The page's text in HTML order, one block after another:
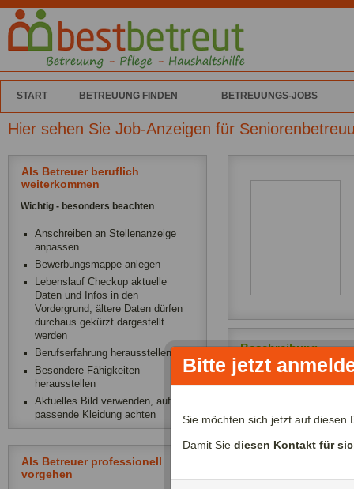
START BETREUUNG FINDEN BETREUUNGS-JOBS
Hier sehen Sie Job-Anzeigen für
Als Betreuer beruflich
weiterkommen
Wichtig - besonders beachten
Anschreiben an Stellenanzeige
anpassen
Bewerbungsmappe anlegen
Lebenslauf Checkup aktuelle
Daten und Infos in den
Vordergrund, ältere Daten dürfen
durchaus gekürzt dargestellt
werden
Berufserfahrung herausstellen
Besondere Fähigkeiten
herausstellen
Aktuelles Bild verwenden, auf
passende Kleidung achten
Als Betreuer professionell
vorgehen
Beschreibung
Hilfe für Senioren-
Zimmer, Bad und
Bitte jetzt
Sie möchten sich jetzt auf diesen
Damit Sie diesen Kontakt für